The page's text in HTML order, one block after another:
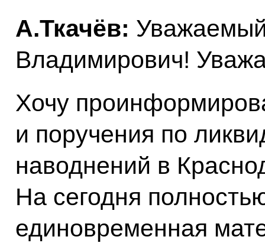
А.Ткачёв:
Владимирович!
Хочу
и поручения по
наводнений в
На сегодня
единовременная